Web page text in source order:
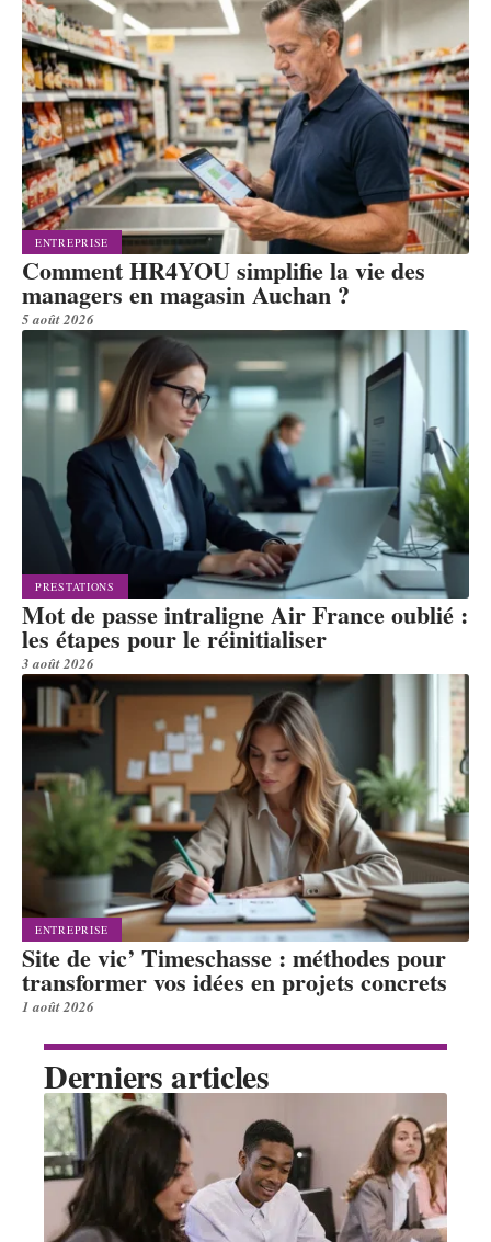
ENTREPRISE
Comment HR4YOU simplifie la vie des
managers en magasin Auchan ?
5 août 2026
PRESTATIONS
Mot de passe intraligne Air France oublié :
les étapes pour le réinitialiser
3 août 2026
ENTREPRISE
Site de vic’ Timeschasse : méthodes pour
transformer vos idées en projets concrets
1 août 2026
Derniers articles